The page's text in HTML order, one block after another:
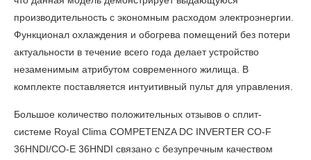
производительность с экономным расходом электроэнергии.
Функционал охлаждения и обогрева помещений без потери
актуальности в течение всего года делает устройство
незаменимым атрибутом современного жилища. В
комплекте поставляется интуитивный пульт для управления.
Большое количество положительных отзывов о сплит-
системе Royal Clima COMPETENZA DC INVERTER CO-F
36HNDI/CO-E 36HNDI связано с безупречным качеством